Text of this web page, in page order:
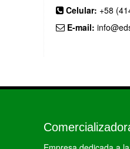
Celular: +58
E-mail: